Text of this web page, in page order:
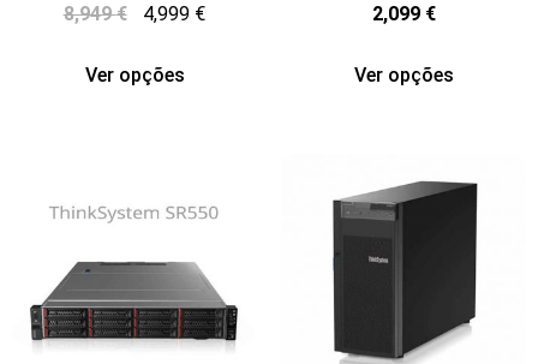
8,949€ 4,999 €
Ver opções
2,099 €
Ver opções